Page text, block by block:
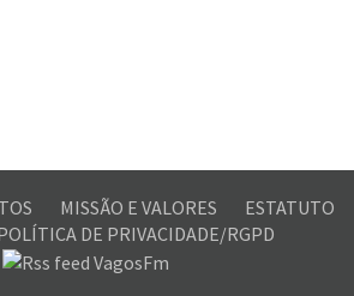
MISSÃO E VALORES
ESTATUTO
DE PRIVACIDADE/RGPD